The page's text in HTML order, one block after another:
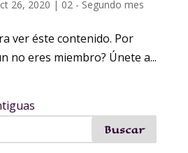
26, 2020 | 02 - Segundo mes
ver éste contenido. Por
no eres miembro? Únete a...